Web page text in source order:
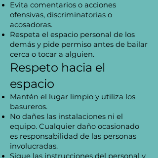
Evita comentarios o acciones
ofensivas, discriminatorias o
acosadoras.
Respeta el espacio personal de los
demás y pide permiso antes de bailar
cerca o tocar a alguien.
Respeto hacia el
espacio
Mantén el lugar limpio y utiliza los
basureros.
No dañes las instalaciones ni el
equipo. Cualquier daño ocasionado
es responsabilidad de las personas
involucradas.
Sigue las instrucciones del personal y